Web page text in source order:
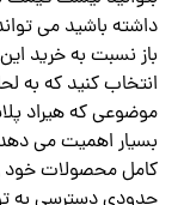
داشته باشید می
باز نسبت به خرید
انتخاب کنید که به
موضوعی که هیراد
بسیار اهمیت می
کامل محصولات خود